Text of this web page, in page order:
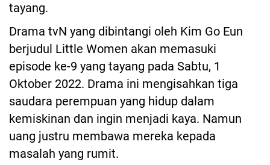
tayang.
Drama tvN yang dibintangi oleh Kim Go Eun
berjudul Little Women akan memasuki
episode ke-9 yang tayang pada Sabtu, 1
Oktober 2022. Drama ini mengisahkan tiga
saudara perempuan yang hidup dalam
kemiskinan dan ingin menjadi kaya. Namun
uang justru membawa mereka kepada
masalah yang rumit.